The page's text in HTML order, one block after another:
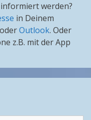
werden?
in Deinem
oderOutlook. Oder
z.B. mit der App